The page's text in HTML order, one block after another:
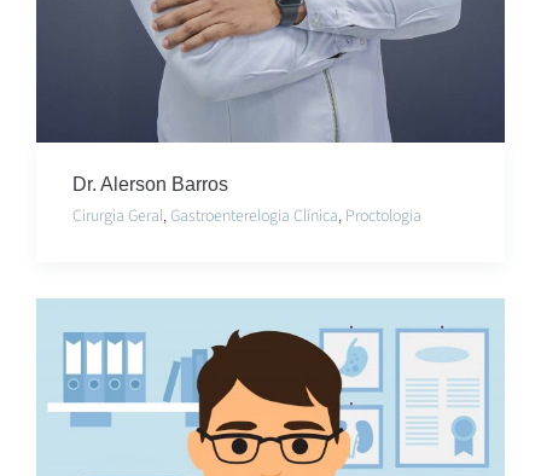
Dr. Alerson Barros
Cirurgia Geral,Gastroenterelogia Clínica, Proctologia